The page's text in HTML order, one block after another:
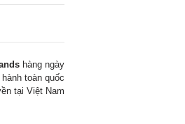
hàng ngày
toàn quốc
tại Việt Nam